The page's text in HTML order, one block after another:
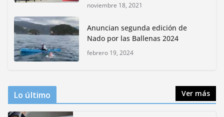
bioculturales para promover
huertos urbanos y jardines
polinizadores
noviembre 18, 2021
Anuncian segunda edición de
Nado por las Ballenas 2024
febrero 19, 2024
Lo último Ver más